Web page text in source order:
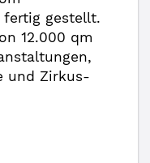
gestellt.
12.000 qm
und Zirkus-